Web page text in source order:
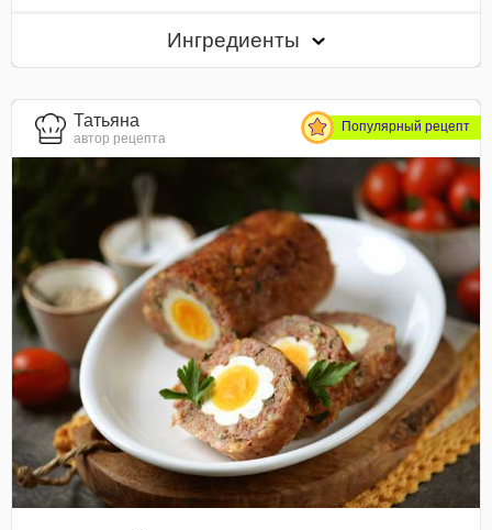
Ингредиенты
Татьяна
автор рецепта
Популярный рецепт